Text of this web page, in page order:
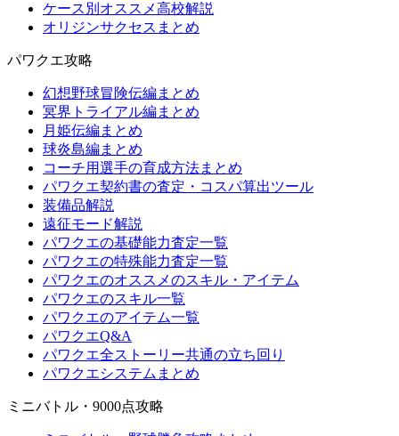
ケース別オススメ高校解説
オリジンサクセスまとめ
パワクエ攻略
幻想野球冒険伝編まとめ
冥界トライアル編まとめ
月姫伝編まとめ
球炎島編まとめ
コーチ用選手の育成方法まとめ
パワクエ契約書の査定・コスパ算出ツール
装備品解説
遠征モード解説
パワクエの基礎能力査定一覧
パワクエの特殊能力査定一覧
パワクエのオススメのスキル・アイテム
パワクエのスキル一覧
パワクエのアイテム一覧
パワクエQ&A
パワクエ全ストーリー共通の立ち回り
パワクエシステムまとめ
ミニバトル・9000点攻略